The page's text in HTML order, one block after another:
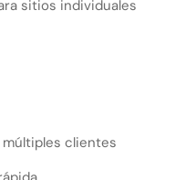
sitios individuales
clientes